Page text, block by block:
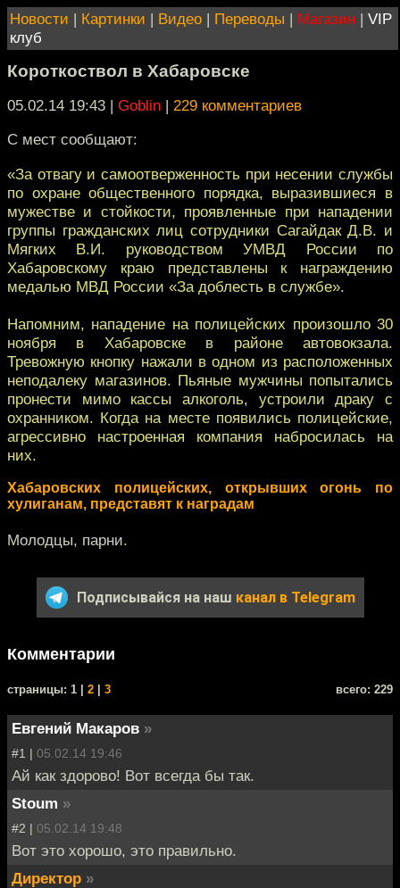
Новости | Картинки | Видео | Переводы | Магазин | VIP
клуб
Короткоствол в Хабаровске
05.02.14 19:43 | Goblin | 229 комментариев
С мест сообщают:
«За отвагу и самоотверженность при несении службы
по охране общественного порядка, выразившиеся в
мужестве и стойкости, проявленные при нападении
группы гражданских лиц сотрудники Сагайдак Д.В. и
Мягких В.И. руководством УМВД России по
Хабаровскому краю представлены к награждению
медалью МВД России «За доблесть в службе».
Напомним, нападение на полицейских произошло 30
ноября в Хабаровске в районе автовокзала.
Тревожную кнопку нажали в одном из расположенных
неподалеку магазинов. Пьяные мужчины попытались
пронести мимо кассы алкоголь, устроили драку с
охранником. Когда на месте появились полицейские,
агрессивно настроенная компания набросилась на
них.
Хабаровских полицейских, открывших огонь по
хулиганам, представят к наградам
Молодцы, парни.
Подписывайся на наш канал в Telegram
Комментарии
cтраницы: 1 | 2 3 всего: 229
Евгений Макаров »
#1 | 05.02.14 19:46
Ай как здорово! Вот всегда бы так.
Stoum »
#2 | 05.02.14 19:48
Вот это хорошо, это правильно.
Директор »